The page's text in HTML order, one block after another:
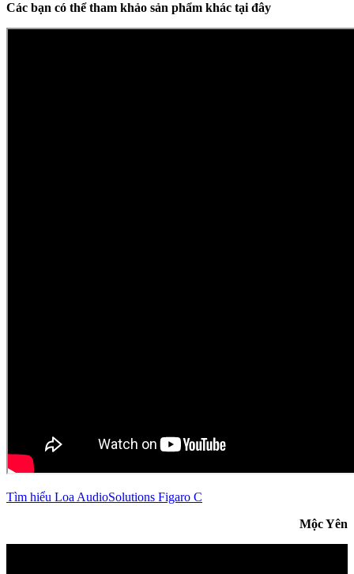
Các bạn có thể tham khảo sản phẩm khác tại đây
Tìm hiểu Loa AudioSolutions Figaro C
Mộc Yên